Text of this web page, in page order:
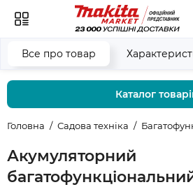
Каталог
Головна Садова техніка
Акумуляторний
Все про товар